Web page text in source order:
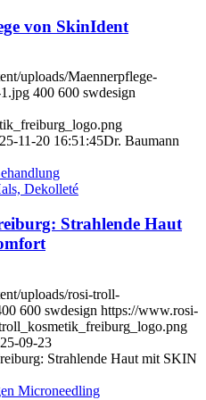
von SkinIdent
uploads/Maennerpflege-
400 600 swdesign
11-20 16:51:45Dr. Baumann
Dekolleté
Strahlende Haut
uploads/rosi-troll-
600 swdesign https://www.rosi-
09-23
Strahlende Haut mit SKIN